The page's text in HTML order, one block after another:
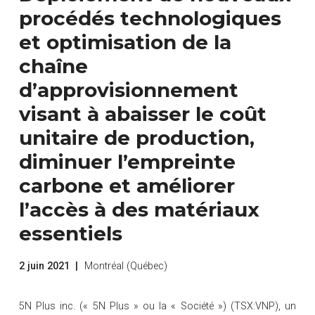
procédés technologiques
et optimisation de la
chaîne
d’approvisionnement
visant à abaisser le coût
unitaire de production,
diminuer l’empreinte
carbone et améliorer
l’accès à des matériaux
essentiels
2 juin 2021 Montréal (Québec)
5N Plus inc. (« 5N Plus » ou la « Société ») (TSX:VNP), un